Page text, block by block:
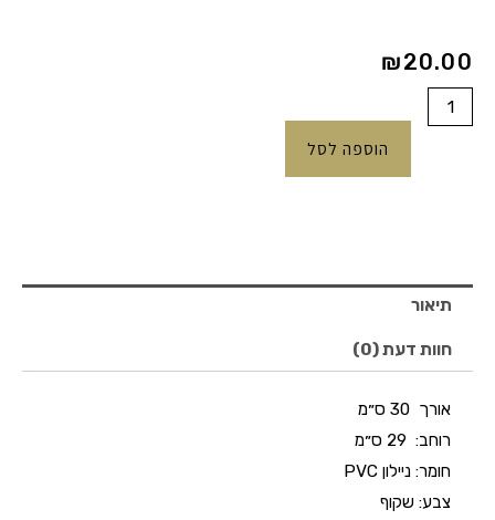
₪20.00
כמות
של
הוספה לסל
תיאור
חוות דעת (0)
אורך
רוחב: 29 ס״מ
חומר: ניילון PVC
צבע: שקוף